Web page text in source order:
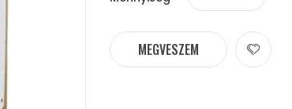
MEGVESZEM